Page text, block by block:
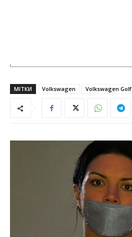
МІТКИ Volkswagen Volkswagen Golf